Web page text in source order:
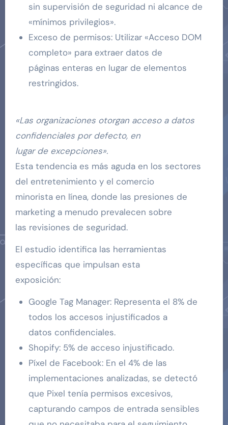
sin supervisión de seguridad ni alcance de
«mínimos privilegios».
Exceso de permisos: Utilizar «Acceso DOM
completo» para extraer datos de
páginas enteras en lugar de elementos
restringidos.
«Las organizaciones otorgan acceso a datos
confidenciales por defecto, en
lugar de excepciones».
Esta tendencia es más aguda en los sectores
del entretenimiento y el comercio
minorista en línea, donde las presiones de
marketing a menudo prevalecen sobre
las revisiones de seguridad.
El estudio identifica las herramientas
específicas que impulsan esta
exposición:
Google Tag Manager: Representa el 8% de
todos los accesos injustificados a
datos confidenciales.
Shopify: 5% de acceso injustificado.
Píxel de Facebook: En el 4% de las
implementaciones analizadas, se detectó
que Pixel tenía permisos excesivos,
capturando campos de entrada sensibles